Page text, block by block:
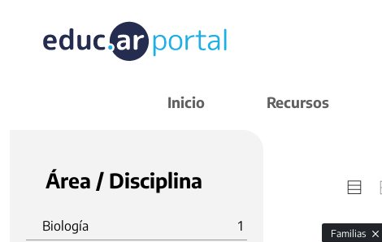
Inicio Recursos
Área / Disciplina
Biología
1
Familias